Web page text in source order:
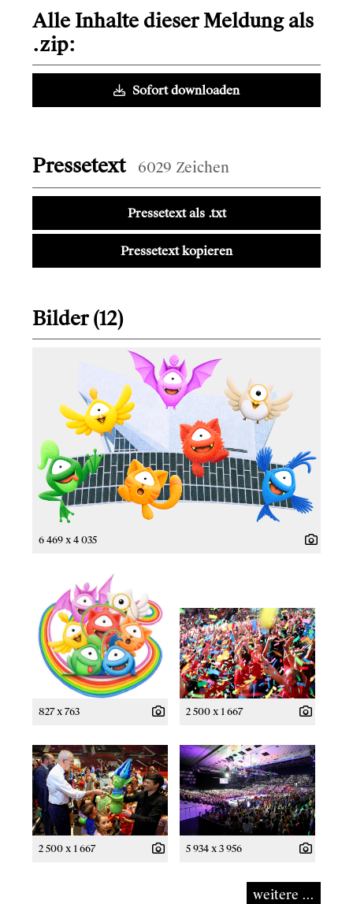
Alle Inhalte dieser Meldung als
.zip:
Sofort downloaden
Pressetext 6029 Zeichen
Pressetext als .txt
Pressetext kopieren
Bilder (12)
6 469 x 4 035
827 x 763 2 500 x 1 667
2 500 x 1 667 5 934 x 3 956
weitere ...